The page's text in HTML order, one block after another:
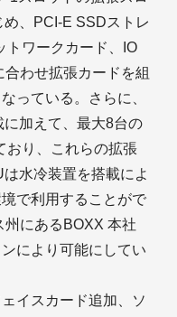
、PCI-E SSDストレ
トワークカード、IO
わせ拡張カードを組
っている。さらに、
加えて、最大8台の
おり、これらの拡張
水冷装置を搭載によ
で利用することがで
州にあるBOXX 本社
により可能にしてい
イスカード追加、ソ